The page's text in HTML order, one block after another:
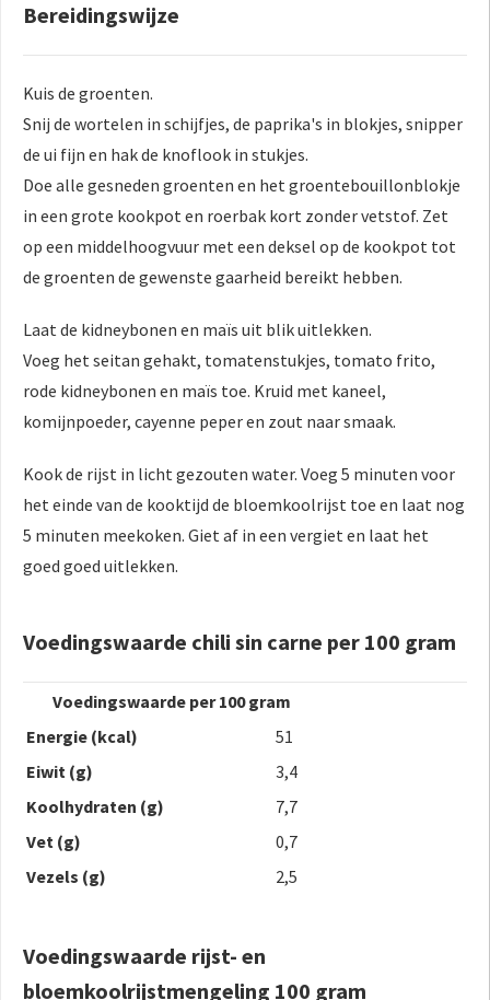
Bereidingswijze
Kuis de groenten.
Snij de wortelen in schijfjes, de paprika's in blokjes, snipper
de ui fijn en hak de knoflook in stukjes.
Doe alle gesneden groenten en het groentebouillonblokje
in een grote kookpot en roerbak kort zonder vetstof. Zet
op een middelhoogvuur met een deksel op de kookpot tot
de groenten de gewenste gaarheid bereikt hebben.
Laat de kidneybonen en maïs uit blik uitlekken.
Voeg het seitan gehakt, tomatenstukjes, tomato frito,
rode kidneybonen en maïs toe. Kruid met kaneel,
komijnpoeder, cayenne peper en zout naar smaak.
Kook de rijst in licht gezouten water. Voeg 5 minuten voor
het einde van de kooktijd de bloemkoolrijst toe en laat nog
5 minuten meekoken. Giet af in een vergiet en laat het
goed goed uitlekken.
Voedingswaarde chili sin carne per 100 gram
Voedingswaarde per 100 gram
Energie (kcal)
51
Eiwit (g)
3,4
Koolhydraten (g)
7,7
Vet (g)
0,7
Vezels (g)
2,5
Voedingswaarde rijst- en
bloemkoolrijstmengeling 100 gram